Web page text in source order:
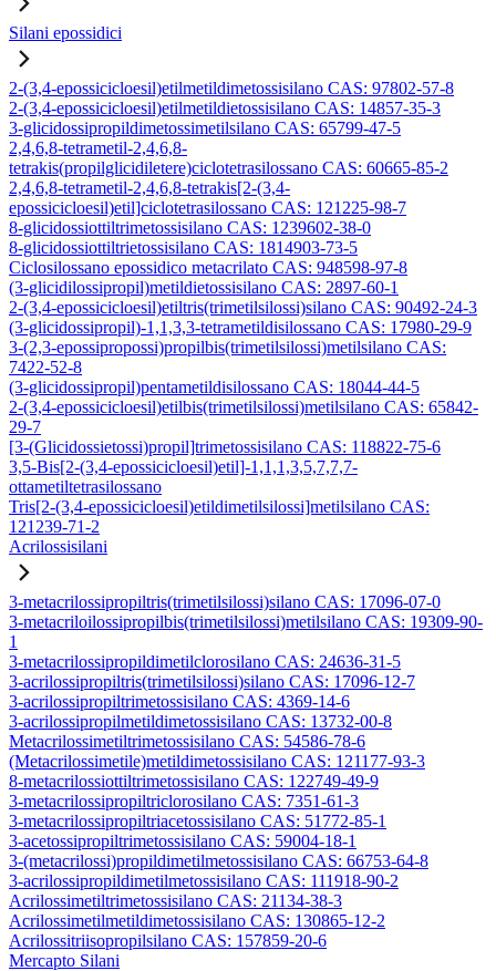
Silani epossidici
2-(3,4-epossicicloesil)etilmetildimetossisilano CAS: 97802-57-8
2-(3,4-epossicicloesil)etilmetildietossisilano CAS: 14857-35-3
3-glicidossipropildimetossimetilsilano CAS: 65799-47-5
2,4,6,8-tetrametil-2,4,6,8-
tetrakis(propilglicidiletere)ciclotetrasilossano CAS: 60665-85-2
2,4,6,8-tetrametil-2,4,6,8-tetrakis[2-(3,4-
epossicicloesil)etil]ciclotetrasilossano CAS: 121225-98-7
8-glicidossiottiltrimetossisilano CAS: 1239602-38-0
8-glicidossiottiltrietossisilano CAS: 1814903-73-5
Ciclosilossano epossidico metacrilato CAS: 948598-97-8
(3-glicidilossipropil)metildietossisilano CAS: 2897-60-1
2-(3,4-epossicicloesil)etiltris(trimetilsilossi)silano CAS: 90492-24-3
(3-glicidossipropil)-1,1,3,3-tetrametildisilossano CAS: 17980-29-9
3-(2,3-epossipropossi)propilbis(trimetilsilossi)metilsilano CAS:
7422-52-8
(3-glicidossipropil)pentametildisilossano CAS: 18044-44-5
2-(3,4-epossicicloesil)etilbis(trimetilsilossi)metilsilano CAS: 65842-
29-7
[3-(Glicidossietossi)propil]trimetossisilano CAS: 118822-75-6
3,5-Bis[2-(3,4-epossicicloesil)etil]-1,1,1,3,5,7,7,7-
ottametiltetrasilossano
Tris[2-(3,4-epossicicloesil)etildimetilsilossi]metilsilano CAS:
121239-71-2
Acrilossisilani
3-metacrilossipropiltris(trimetilsilossi)silano CAS: 17096-07-0
3-metacriloilossipropilbis(trimetilsilossi)metilsilano CAS: 19309-90-
1
3-metacrilossipropildimetilclorosilano CAS: 24636-31-5
3-acrilossipropiltris(trimetilsilossi)silano CAS: 17096-12-7
3-acrilossipropiltrimetossisilano CAS: 4369-14-6
3-acrilossipropilmetildimetossisilano CAS: 13732-00-8
Metacrilossimetiltrimetossisilano CAS: 54586-78-6
(Metacrilossimetile)metildimetossisilano CAS: 121177-93-3
8-metacrilossiottiltrimetossisilano CAS: 122749-49-9
3-metacrilossipropiltriclorosilano CAS: 7351-61-3
3-metacrilossipropiltriacetossisilano CAS: 51772-85-1
3-acetossipropiltrimetossisilano CAS: 59004-18-1
3-(metacrilossi)propildimetilmetossisilano CAS: 66753-64-8
3-acrilossipropildimetilmetossisilano CAS: 111918-90-2
Acrilossimetiltrimetossisilano CAS: 21134-38-3
Acrilossimetilmetildimetossisilano CAS: 130865-12-2
Acrilossitriisopropilsilano CAS: 157859-20-6
Mercapto Silani